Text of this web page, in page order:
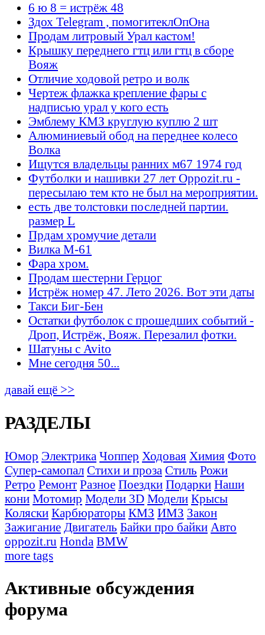
6 ю 8 = истрёж 48
Здох Telegram , помогитеклОпОна
Продам литровый Урал кастом!
Крышку переднего гтц или гтц в сборе
Вояж
Отличие ходовой ретро и волк
Чертеж флажка крепление фары с
надписью урал у кого есть
Эмблему КМЗ круглую куплю 2 шт
Алюминиевый обод на переднее колесо
Волка
Ищутся владельцы ранних м67 1974 год
Футболки и нашивки 27 лет Oppozit.ru -
пересылаю тем кто не был на мероприятии.
есть две толстовки последней партии.
размер L
Прдам хромучие детали
Вилка М-61
Фара хром.
Продам шестерни Герцог
Истрёж номер 47. Лето 2026. Вот эти даты
Такси Биг-Бен
Остатки футболок с прошедших событий -
Дроп, Истрёж, Вояж. Перезалил фотки.
Шатуны с Avito
Мне сегодня 50...
давай ещё >>
РАЗДЕЛЫ
Юмор Электрика Чоппер Ходовая Химия Фото
Супер-самопал Стихи и проза Стиль Рожи
Ретро Ремонт Разное Поездки Подарки Наши
кони Мотомир Модели 3D Модели Крысы
Коляски Карбюраторы КМЗ ИМЗ Закон
Зажигание Двигатель Байки про байки Авто
oppozit.ru Honda BMW
more tags
Активные обсуждения
форума